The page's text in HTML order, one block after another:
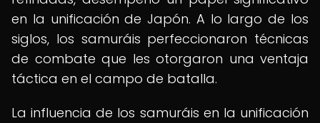
en la unificación de Japón. A lo largo de los
siglos, los samuráis perfeccionaron técnicas
de combate que les otorgaron una ventaja
táctica en el campo de batalla.
La influencia de los samuráis en la unificación